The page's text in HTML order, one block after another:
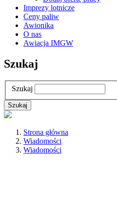
Imprezy lotnicze
Ceny paliw
Awionika
O nas
Awiacja IMGW
Szukaj
Szukaj
Strona główna
Wiadomości
Wiadomości